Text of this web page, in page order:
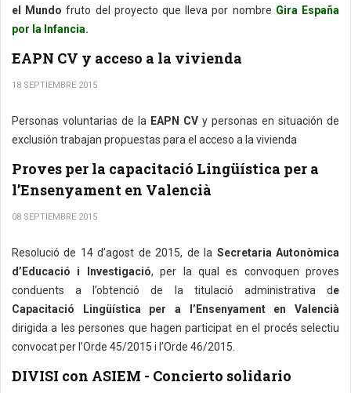
el Mundo fruto del proyecto que lleva por nombre Gira España
por la Infancia.
EAPN CV y acceso a la vivienda
18 SEPTIEMBRE 2015
Personas voluntarias de la EAPN CV y personas en situación de
exclusión trabajan propuestas para el acceso a la vivienda
Proves per la capacitació Lingüística per a
l’Ensenyament en Valencià
08 SEPTIEMBRE 2015
Resolució de 14 d’agost de 2015, de la Secretaria Autonòmica
d’Educació i Investigació, per la qual es convoquen proves
conduents a l’obtenció de la titulació administrativa de
Capacitació Lingüística per a l’Ensenyament en Valencià
dirigida a les persones que hagen participat en el procés selectiu
convocat per l’Orde 45/2015 i l’Orde 46/2015.
DIVISI con ASIEM - Concierto solidario